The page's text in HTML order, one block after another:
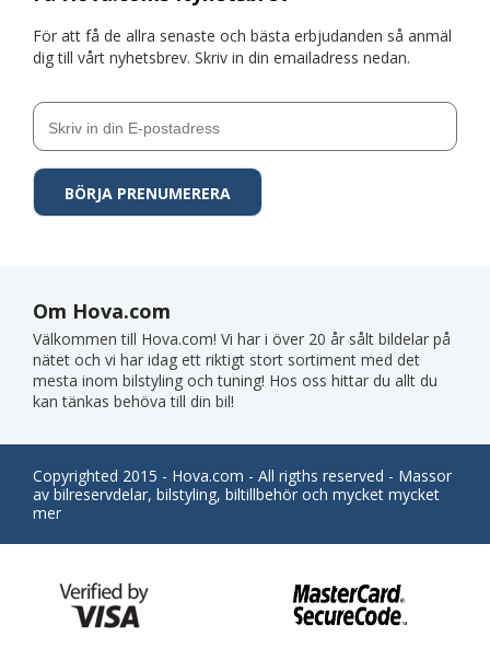
För att få de allra senaste och bästa erbjudanden så anmäl
dig till vårt nyhetsbrev. Skriv in din emailadress nedan.
Om Hova.com
Välkommen till Hova.com! Vi har i över 20 år sålt bildelar på
nätet och vi har idag ett riktigt stort sortiment med det
mesta inom bilstyling och tuning! Hos oss hittar du allt du
kan tänkas behöva till din bil!
Copyrighted 2015 - Hova.com - All rigths reserved - Massor
av bilreservdelar, bilstyling, biltillbehör och mycket mycket
mer